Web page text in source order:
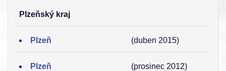
Plzeňský kraj
Plzeň (duben 2015)
Plzeň (prosinec 2012)